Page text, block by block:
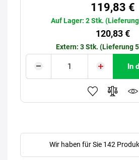
119,83 €
Auf Lager: 2 Stk.
120,83 €
Extern: 3 Stk. (Lieferung
In
Wir haben für Sie 142